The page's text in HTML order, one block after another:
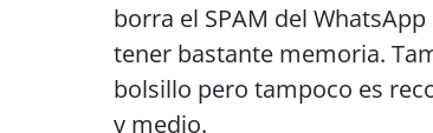
borra el SPAM del
tener bastante memoria.
bolsillo pero tampoco es
y medio.